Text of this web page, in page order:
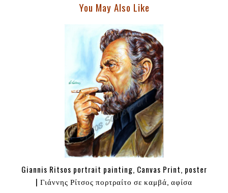
You May Also Like
Giannis Ritsos portrait painting, Canvas Print, poster
| Γιάννης Ρίτσος πορτραίτο σε καμβά, αφίσα